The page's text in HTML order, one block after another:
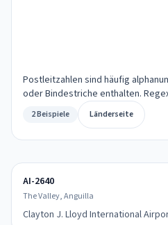
Postleitzahlen sind häufig
oder Bindestriche enthalten.
2 Beispiele Länderseite
AI-2640
The Valley, Anguilla
Clayton J. Lloyd International